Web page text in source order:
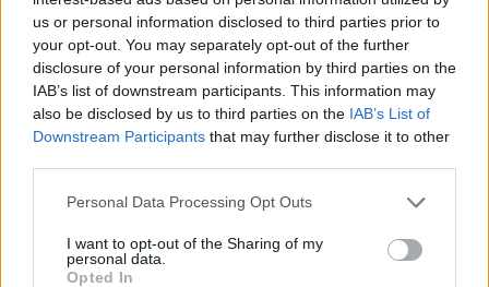
us or personal information disclosed to third parties prior to
your opt-out. You may separately opt-out of the further
disclosure of your personal information by third parties on the
IAB’s list of downstream participants. This information may
also be disclosed by us to third parties on the IAB’s List of
Downstream Participants that may further disclose it to other
Personal Data Processing Opt Outs
I want to opt-out of the Sharing of my
personal data.
Opted In
Teksti: Toimitus
Tagit Auto Ero Julkkikset
Kolmiodraama
Martina Aitolehti
Mersu Sofia Belórf
Kommenttiosio